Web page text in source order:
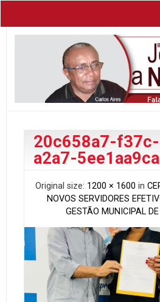
20c658a7-
a2a7-
Original size: 1200 × 1600 in
NOVOS SERVIDORES
GESTÃO MUNICIPAL DE